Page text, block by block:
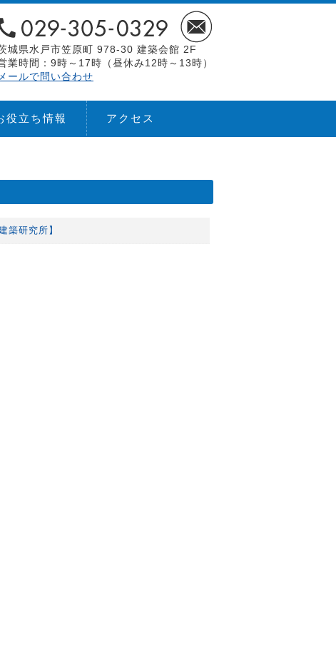
城県水戸市笠原町 978-30 建築会館 2F
業時間：9時～17時（昼休み12時～13時）
メールで問い合わせ
役立ち情報 アクセス
研究所】